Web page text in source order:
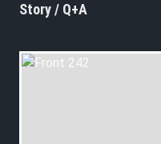
Story / Q+A